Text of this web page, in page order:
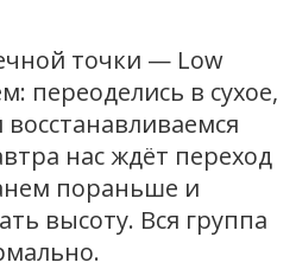
точки — Low
переоделись в сухое,
нас ждёт переход
пораньше и
высоту. Вся группа